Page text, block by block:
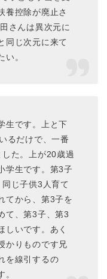
養控除が廃止さ
さんは異次元に
同じ次元に来て
い。
生です。上と下
るだけで、一番
た。上が20歳過
学生です。第3子
じ子供3人育て
てから、第3子を
て、第3子、第3
しいです。あく
かりものです兄
を線引するの